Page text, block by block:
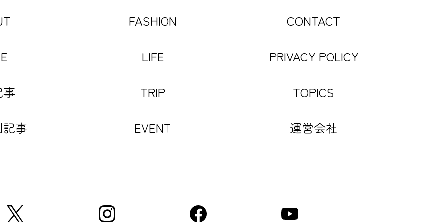
FASHION CONTACT
LIFE PRIVACY POLICY
事 TRIP TOPICS
事 EVENT 運営会社